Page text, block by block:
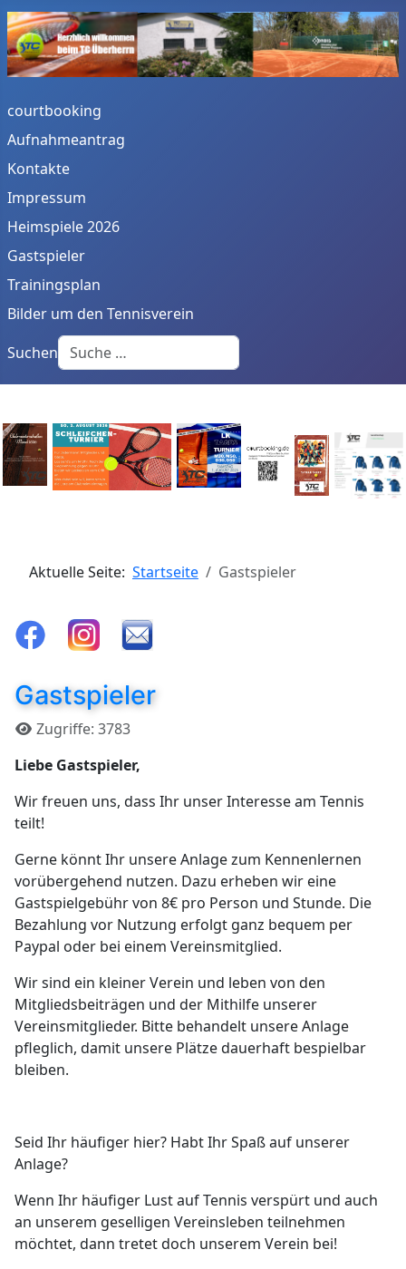
courtbooking
Aufnahmeantrag
Kontakte
Impressum
Heimspiele 2026
Gastspieler
Trainingsplan
Bilder um den Tennisverein
Suchen
Aktuelle Seite: Startseite Gastspieler
Gastspieler
Details
Zugriffe: 3783
Liebe Gastspieler,
Wir freuen uns, dass Ihr unser Interesse am Tennis
teilt!
Gerne könnt Ihr unsere Anlage zum Kennenlernen
vorübergehend nutzen. Dazu erheben wir eine
Gastspielgebühr von 8€ pro Person und Stunde. Die
Bezahlung vor Nutzung erfolgt ganz bequem per
Paypal oder bei einem Vereinsmitglied.
Wir sind ein kleiner Verein und leben von den
Mitgliedsbeiträgen und der Mithilfe unserer
Vereinsmitglieder. Bitte behandelt unsere Anlage
pfleglich, damit unsere Plätze dauerhaft bespielbar
bleiben.
Seid Ihr häufiger hier? Habt Ihr Spaß auf unserer
Anlage?
Wenn Ihr häufiger Lust auf Tennis verspürt und auch
an unserem geselligen Vereinsleben teilnehmen
möchtet, dann tretet doch unserem Verein bei!